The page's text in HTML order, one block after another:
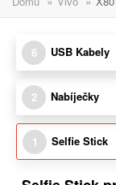
6 USB Kabely
2 Nabíječky
1 Selfie Stick